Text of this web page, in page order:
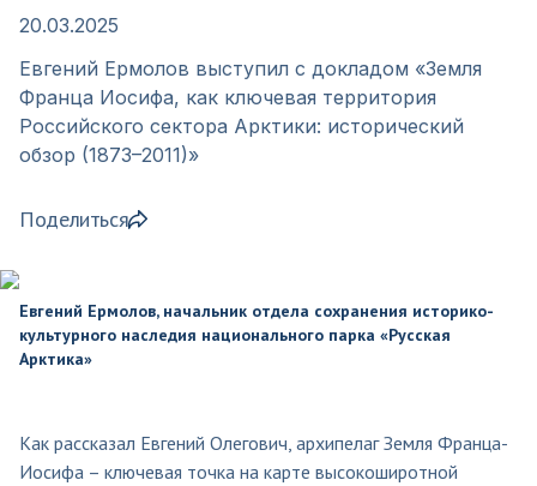
20.03.2025
Евгений Ермолов выступил с докладом «Земля
Франца Иосифа, как ключевая территория
Российского сектора Арктики: исторический
обзор (1873–2011)»
Поделиться
Евгений Ермолов, начальник отдела сохранения историко-
культурного наследия национального парка «Русская
Арктика»
Как рассказал Евгений Олегович, архипелаг Земля Франца-
Иосифа – ключевая точка на карте высокоширотной